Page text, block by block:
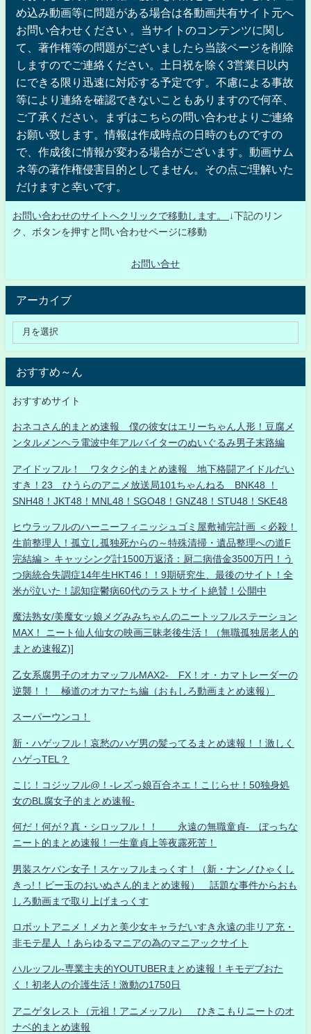
め込み動画等に問題がある場合は各動画共有サイト元へ
お問い合わせください 。当サイトのコンテンツに関し
て、著作権等の問題がございましたら当該ページを削除
しますのでご連絡ください。土日祝を除く3営業日以内
にできる限り迅速に対応する予定です。不慮による事故
等により連絡を確認できないこともありますので何卒、
ご了承ください。まずはこちらの問い合わせよりご連絡
お願い致します。情報は作成時点の日時のものですの
で、作成後に情報が変わる場合がございます。動画サム
ネ等の著作権侵害目的としてません。その点ご理解いた
だけますと幸いです。
お問い合わせのサイトへクリックで移動します。
↓下記のリン
ク、ボタンを押すと問い合わせページに移動
お問い合せ
アーカイブ
おすすめ～ん
おすすめサイト
おネコさん的まとめ速報 僕の彼女はエリーちゃん人形！豆腐メ
ンタルメンヘラ電波中年アルバイターのぬいぐるみ男子末路編
アイドッフル！ ワタクシ的まとめ速報 地下格闘アイドルだい
すき！23 ひうらのアニメ放送局101ちゃんねる BNK48 ！
SNH48！JKT48！MNL48！SGO48！GNZ48！STU48！SKE48
ヒウラッフルのハーニーフィニッシュゴミ屋敷補完計画 ＜必殺！
生前整理人！孤立し孤独死からの～特殊清掃・遺品整理への道F
完結編＞ キャッシング計1500万返済：厨二病借金3500万円！う
つ病統合失調症14年生HKT46！！9期研究生、最後のサイト！全
米が泣いた！認知症鬱病60代のラストサイト絶賛！公開中
魔法熟女/美魔女ッ娘メグみみちゃんのニートッフルステーション
MAX！ ニート仙人仙女の映画三昧老後生活！（無職孤独居老人的
まとめ速報Z)]
乙女系腐男子のオカマッフルMAX2- FX！オ・カマトレーダーの
逆襲！！ 極道のオカマたち編（おもしろ動画まとめ速報）
スーパーウンコ！
新・ハゲッフル！哀愁のハゲ男の髪ってるまとめ速報！！激しく
ハゲっTEL？
こじ！コジッフル@！-レズっ娘百合ネエ！こじらせ！50独身処
女のBL腐女子的まとめ速報-
何だ！何が？真・シロッフル！！ 永遠の無職童貞- ぼっちな
ニート的まとめ速報！一生童貞上等夜露死苦！
男装スケバン女子！スケッフルまっくす！（新・ナンノひゃくし
きっ!！ビー玉のおいぬさん的まとめ速報） 話題な事件からおも
しろ動画まで取り上げまっくす
ロボットアニメ！メカと美少女キャラだいすき永遠の非リア充・
非モテ星人 ！あらゆるマニアの為のマニアックサイト
ハルッフル-専業主夫的YOUTUBERまとめ速報！キモデブおた
く！初老人の介護生活！激動の1750日
アニゲタレスト（元祖！アニメッフル） ひきこもりニートのオ
ナベ的まとめ速報